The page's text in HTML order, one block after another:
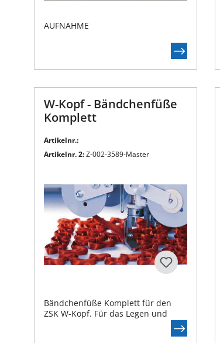
AUFNAHME
W-Kopf - Bändchenfüße
Komplett
Artikelnr.:
Artikelnr. 2:Z-002-3589-Master
Bändchenfüße Komplett für den
ZSK W-Kopf. Für das Legen und